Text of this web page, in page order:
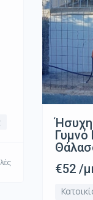
Γυμνό
€52 /